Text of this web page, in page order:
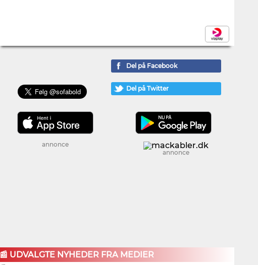
Del på Facebook
Del på Twitter
annonce
annonce
📰 UDVALGTE NYHEDER FRA MEDIER